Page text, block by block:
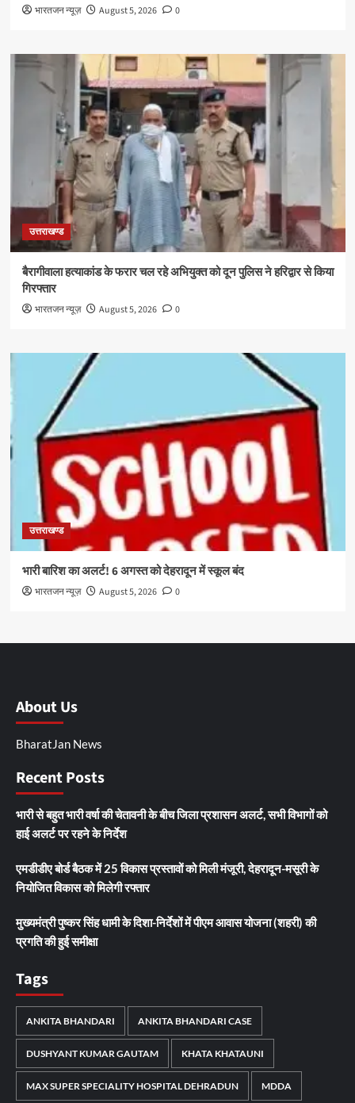
भारतजन न्यूज़ August 5, 2026 0
उत्तराखण्ड
बैरागीवाला हत्याकांड के फरार चल रहे अभियुक्त को दून पुलिस ने हरिद्वार से किया
गिरफ्तार
भारतजन न्यूज़ August 5, 2026 0
उत्तराखण्ड
भारी बारिश का अलर्ट! 6 अगस्त को देहरादून में स्कूल बंद
भारतजन न्यूज़ August 5, 2026 0
About Us
BharatJan News
Recent Posts
भारी से बहुत भारी वर्षा की चेतावनी के बीच जिला प्रशासन अलर्ट, सभी विभागों को
हाई अलर्ट पर रहने के निर्देश
एमडीडीए बोर्ड बैठक में 25 विकास प्रस्तावों को मिली मंजूरी, देहरादून-मसूरी के
नियोजित विकास को मिलेगी रफ्तार
मुख्यमंत्री पुष्कर सिंह धामी के दिशा-निर्देशों में पीएम आवास योजना (शहरी) की
प्रगति की हुई समीक्षा
Tags
ANKITA BHANDARI ANKITA BHANDARI CASE
DUSHYANT KUMAR GAUTAM KHATA KHATAUNI
MAX SUPER SPECIALITY HOSPITAL DEHRADUN MDDA